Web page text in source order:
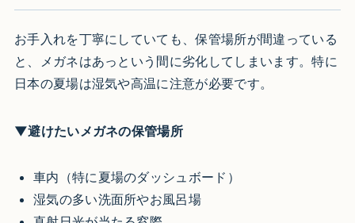
お手入れを丁寧にしていても、保管場所が間違っている
と、メガネはあっという間に劣化してしまいます。特に
日本の夏場は湿気や高温に注意が必要です。
▼避けたいメガネの保管場所
車内（特に夏場のダッシュボード）
湿気の多い洗面所やお風呂場